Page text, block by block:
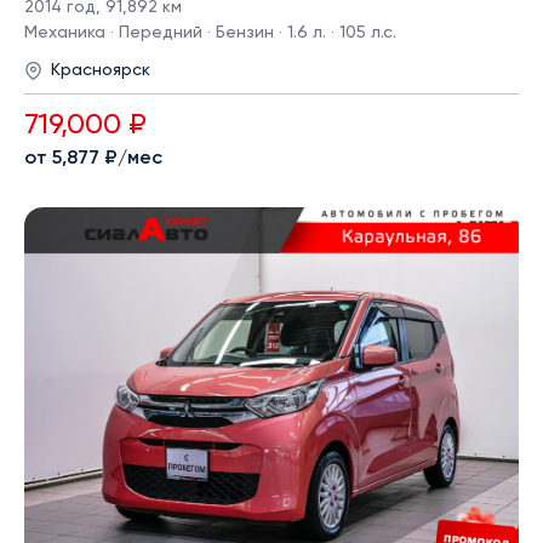
2014 год, 91,892 км
Механика · Передний · Бензин · 1.6 л. · 105 л.с.
Красноярск
719,000 ₽
от 5,877 ₽/мес